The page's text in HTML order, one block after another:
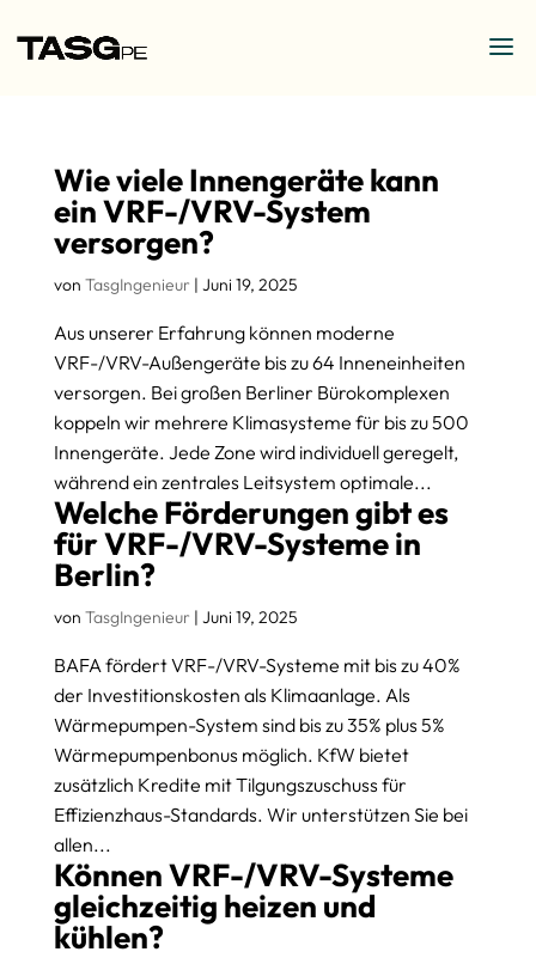
Wie viele Innengeräte kann
ein VRF-/VRV-System
versorgen?
von TasgIngenieur | Juni 19, 2025
Aus unserer Erfahrung können moderne
VRF-/VRV-Außengeräte bis zu 64 Inneneinheiten
versorgen. Bei großen Berliner Bürokomplexen
koppeln wir mehrere Klimasysteme für bis zu 500
Innengeräte. Jede Zone wird individuell geregelt,
während ein zentrales Leitsystem optimale...
Welche Förderungen gibt es
für VRF-/VRV-Systeme in
Berlin?
von TasgIngenieur | Juni 19, 2025
BAFA fördert VRF-/VRV-Systeme mit bis zu 40%
der Investitionskosten als Klimaanlage. Als
Wärmepumpen-System sind bis zu 35% plus 5%
Wärmepumpenbonus möglich. KfW bietet
zusätzlich Kredite mit Tilgungszuschuss für
Effizienzhaus-Standards. Wir unterstützen Sie bei
allen...
Können VRF-/VRV-Systeme
gleichzeitig heizen und
kühlen?